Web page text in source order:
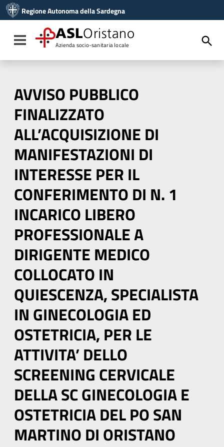
Vai al menu di navigazione
Vai al footer
Regione Autonoma della Sardegna
Toggle navigation
ASLOristano
Azienda socio-sanitaria locale
AVVISO PUBBLICO
FINALIZZATO
ALL’ACQUISIZIONE DI
MANIFESTAZIONI DI
INTERESSE PER IL
CONFERIMENTO DI N. 1
INCARICO LIBERO
PROFESSIONALE A
DIRIGENTE MEDICO
COLLOCATO IN
QUIESCENZA, SPECIALISTA
IN GINECOLOGIA ED
OSTETRICIA, PER LE
ATTIVITA’ DELLO
SCREENING CERVICALE
DELLA SC GINECOLOGIA E
OSTETRICIA DEL PO SAN
MARTINO DI ORISTANO